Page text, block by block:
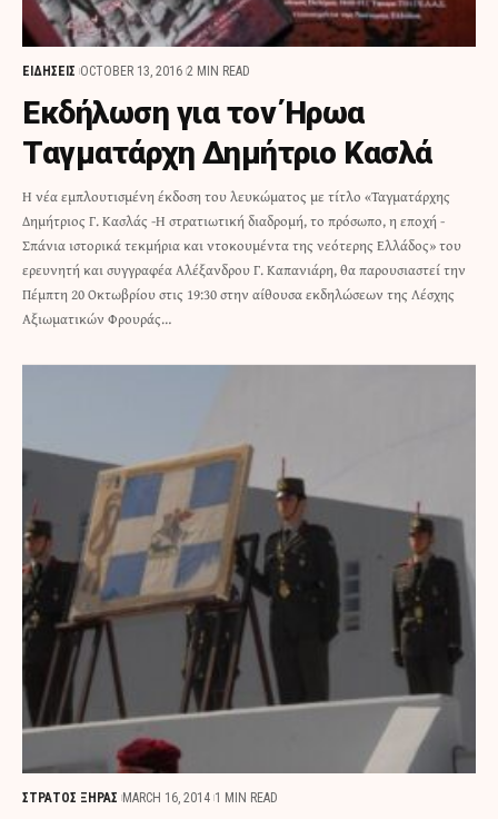
ΕΙΔΗΣΕΙΣ OCTOBER 13, 2016 2 MIN READ
Εκδήλωση για τον Ήρωα
Ταγματάρχη Δημήτριο Κασλά
Η νέα εμπλουτισμένη έκδοση του λευκώματος με τίτλο «Ταγματάρχης
Δημήτριος Γ. Κασλάς -Η στρατιωτική διαδρομή, το πρόσωπο, η εποχή -
Σπάνια ιστορικά τεκμήρια και ντοκουμέντα της νεότερης Ελλάδος» του
ερευνητή και συγγραφέα Αλέξανδρου Γ. Καπανιάρη, θα παρουσιαστεί την
Πέμπτη 20 Οκτωβρίου στις 19:30 στην αίθουσα εκδηλώσεων της Λέσχης
Αξιωματικών Φρουράς…
ΣΤΡΑΤΟΣ ΞΗΡΑΣ MARCH 16, 2014 1 MIN READ